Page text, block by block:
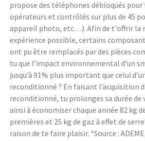
propose des téléphones débloqués pour
opérateurs et contrôlés sur plus de 45
appareil photo, etc…). Afin de t'offrir la
expérience possible, certains
ont pu être remplacés par des pièces
tu que l’impact environnemental d’un
jusqu’à 91% plus important que celui
reconditionné ? En faisant l’acquisition
reconditionné, tu prolonges sa durée de
ainsi à économiser chaque année 82 kg
premières et 25 kg de gaz à effet de
raison de te faire plaisir. *Source :